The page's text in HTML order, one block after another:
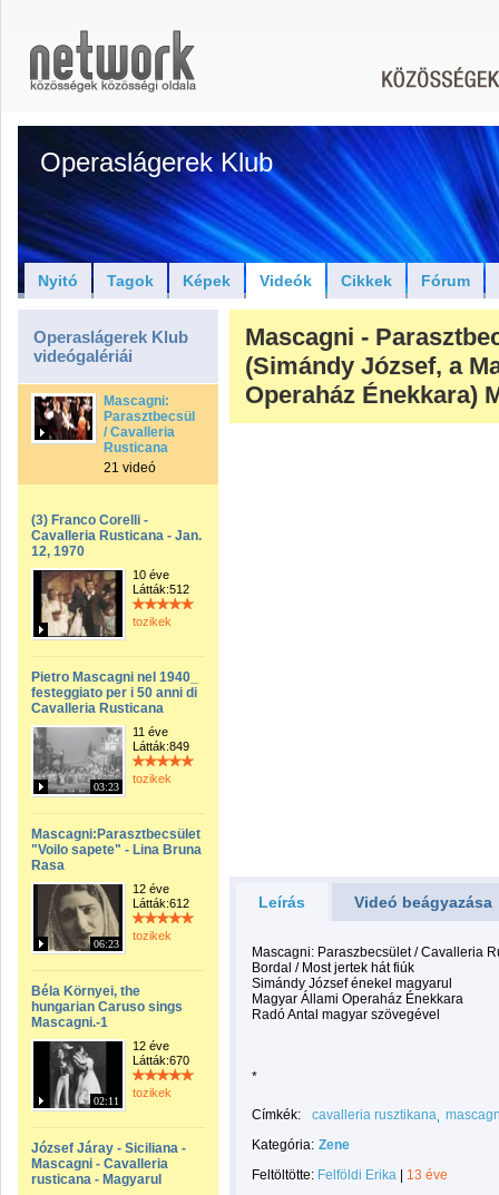
Operaslágerek Klub
Nyitó Tagok Képek Videók Cikkek Fórum
Operaslágerek Klub
videógalériái
Mascagni:
Parasztbecsület
/ Cavalleria
Rusticana
21 videó
(3) Franco Corelli -
Cavalleria Rusticana - Jan.
12, 1970
10 éve
Látták:512
tozikek
Pietro Mascagni nel 1940_
festeggiato per i 50 anni di
Cavalleria Rusticana
03:23
11 éve
Látták:849
tozikek
Mascagni:Parasztbecsület
"Voilo sapete" - Lina Bruna
Rasa
06:23
12 éve
Látták:612
tozikek
Béla Környei, the
hungarian Caruso sings
Mascagni.-1
02:11
12 éve
Látták:670
tozikek
József Járay - Siciliana -
Mascagni - Cavalleria
rusticana - Magyarul
Mascagni -
(Simándy József, a
Operaház Énekkara)
Leírás Videó beágyazása
Mascagni: Paraszbecsület / Cavalleria
Bordal / Most jertek hát fiúk
Simándy József énekel magyarul
Magyar Állami Operaház Énekkara
Radó Antal magyar szövegével
*
Címkék: cavalleria rusztikana
Kategória: Zene
Feltöltötte: Felföldi Erika
13 éve